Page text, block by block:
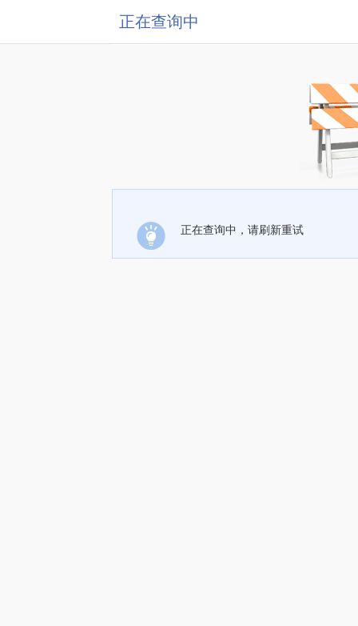
正在查询中
正在查询中，请刷新重试